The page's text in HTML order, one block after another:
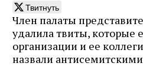
Твитнуть
Член палаты
удалила твиты, которые
организации и ее
назвали